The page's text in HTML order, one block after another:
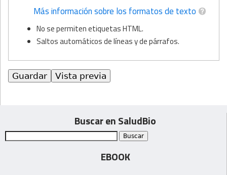
Más información sobre los formatos de texto
No se permiten etiquetas HTML.
Saltos automáticos de líneas y de párrafos.
Buscar en SaludBio
EBOOK